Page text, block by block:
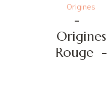
Origines
-
Origines
Rouge-